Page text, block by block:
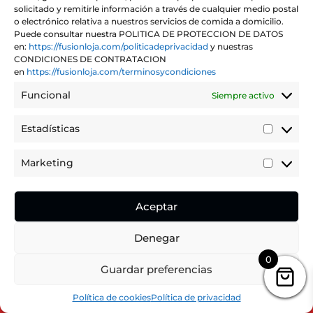
solicitado y remitirle información a través de cualquier medio postal
o electrónico relativa a nuestros servicios de comida a domicilio.
Puede consultar nuestra POLITICA DE PROTECCION DE DATOS
en: https://fusionloja.com/politicadeprivacidad y nuestras
CONDICIONES DE CONTRATACION
en https://fusionloja.com/terminosycondiciones
Funcional Siempre activo
Estadísticas
Marketing
Aceptar
Denegar
Guardar preferencias
Política de cookiesPolítica de privacidad
€25,90
PIZZA LOJEÑA
hasta
€25,90
incluido
PIZZA LASAÑA
de
desde
€24,90
PIZZA KEBAB PIZZA JUVENIL
Puedes realizar tu pedido dentro de
Hours 16 Minutes 20
Hide Message
0